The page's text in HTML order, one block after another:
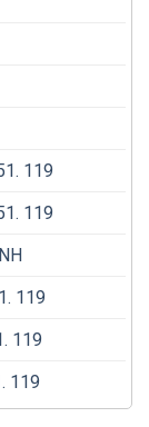
119
119
119
119
119